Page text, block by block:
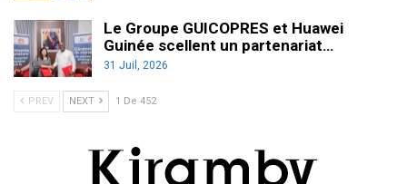
Le Groupe GUICOPRES et Huawei
Guinée scellent un partenariat…
31 Juil, 2026
PREV NEXT 1 De 452